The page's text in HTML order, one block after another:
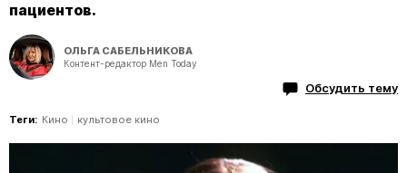
пациентов.
ОЛЬГА САБЕЛЬНИКОВА
Контент-редактор Men Today
Обсудить тему
Теги: Кино культовое кино